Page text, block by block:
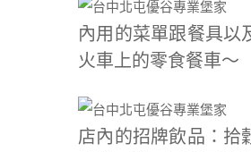
內用的菜單跟餐具以
火車上的零食餐車～
店內的招牌飲品：拾